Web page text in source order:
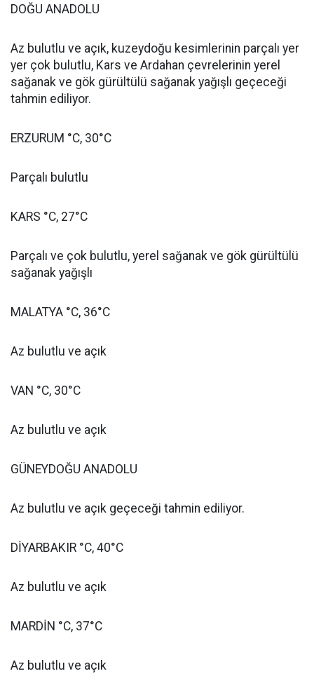
DOĞU ANADOLU
Az bulutlu ve açık, kuzeydoğu kesimlerinin parçalı yer
yer çok bulutlu, Kars ve Ardahan çevrelerinin yerel
sağanak ve gök gürültülü sağanak yağışlı geçeceği
tahmin ediliyor.
ERZURUM °C, 30°C
Parçalı bulutlu
KARS °C, 27°C
Parçalı ve çok bulutlu, yerel sağanak ve gök gürültülü
sağanak yağışlı
MALATYA °C, 36°C
Az bulutlu ve açık
VAN °C, 30°C
Az bulutlu ve açık
GÜNEYDOĞU ANADOLU
Az bulutlu ve açık geçeceği tahmin ediliyor.
DİYARBAKIR °C, 40°C
Az bulutlu ve açık
MARDİN °C, 37°C
Az bulutlu ve açık